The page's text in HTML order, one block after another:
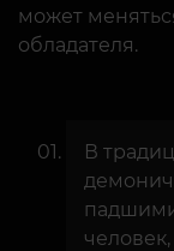
может
обладателя.
В